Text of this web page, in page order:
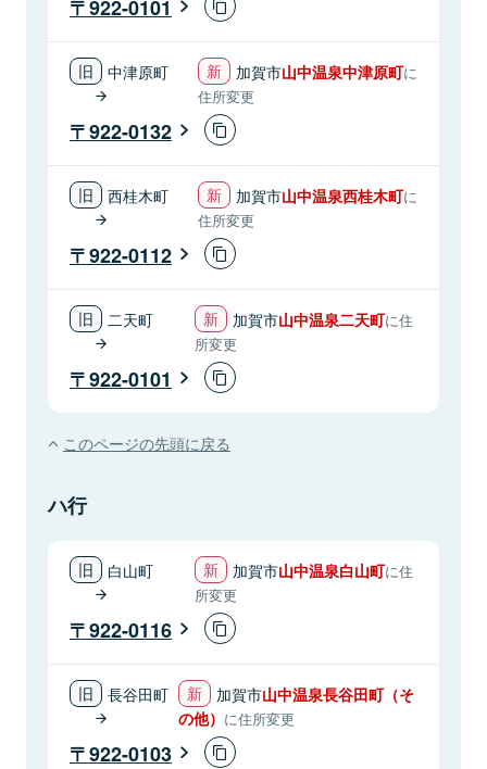
922-0101
中津原町 加賀市山中温泉中津原町に
住所変更
922-0132
西桂木町 加賀市山中温泉西桂木町に
住所変更
922-0112
二天町 加賀市山中温泉二天町に住
所変更
922-0101
このページの先頭に戻る
ハ行
白山町 加賀市山中温泉白山町に住
所変更
922-0116
長谷田町 加賀市山中温泉長谷田町（そ
の他） に住所変更
922-0103